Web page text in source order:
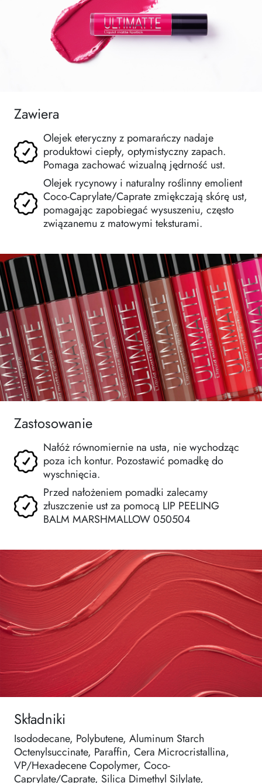
Zawiera
Olejek eteryczny z pomarańczy nadaje
produktowi ciepły, optymistyczny zapach.
Pomaga zachować wizualną jędrność ust.
Olejek rycynowy i naturalny roślinny emolient
Coco-Caprylate/Caprate zmiękczają skórę ust,
pomagając zapobiegać wysuszeniu, często
związanemu z matowymi teksturami.
Zastosowanie
Nałóż równomiernie na usta, nie wychodząc
poza ich kontur. Pozostawić pomadkę do
wyschnięcia.
Przed nałożeniem pomadki zalecamy
złuszczenie ust za pomocą LIP PEELING
BALM MARSHMALLOW 050504
Składniki
Isododecane, Polybutene, Aluminum Starch
Octenylsuccinate, Paraffin, Cera Microcristallina,
VP/Hexadecene Copolymer, Coco-
Caprylate/Caprate, Silica Dimethyl Silylate,